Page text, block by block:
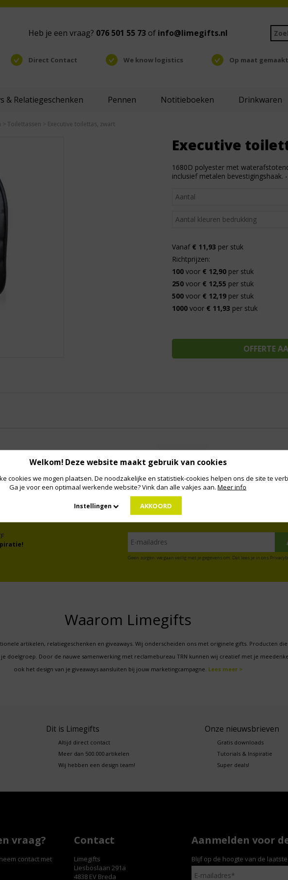
Heb je een vraag? 076 501 55 73of info@limegifts.nl
Direct Contact We know logistics
Op maat gemaakt
& Relatiegeschenken Pennen Notitieboeken Drinkwaren
> Toilettassen > Executive toilettas, zwart
Executive
1680D polyester met
inclusief metalen bevestigingshaak.
Vanaf € 11,93 per stuk
Richtprijzen:
100 voor € 12,90 per stuk
250 voor € 12,55 per stuk
500 voor € 12,19 per stuk
1000 voor € 11,93 per stuk
Geen zorgen: we gaan veilig met je gegevens om. Dat lees je in ons
Waarom Limegifts
artikelen, relatiegeschenken en giveaways. Wij onderscheiden ons met originele gifts. Producten
doelgroep. Door de nauwe samenwerking met reclamebureau TRN kunnen wij creatief met je
ook het design van je giveaways aansluiten bij jouw marketingcampagne. Lees meer >
Dit is Limegifts
Altijd direct contact
Meer dan 500.000 artikelen
Wij hebben een design team!
Onze nieuwsbrieven
Gratis downloads
Tutorials & Inspiratie
Super deals!
vraag?
contact met
Contact
Limegifts
Liesboslaan 291a
4838 EV Breda
Aanmelden voor
Blijf op de hoogte van de
Welkom! Deze website maakt gebruik van cookies
cookies we mogen plaatsen. De noodzakelijke en statistiek-cookies helpen ons de site te
Ga je voor een optimaal werkende website? Vink dan alle vakjes aan. Meer info
Instellingen AKKOORD